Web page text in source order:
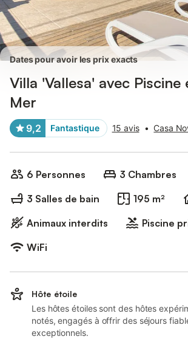
Dates pour avoir les prix exacts
Villa 'Vallesa' avec Piscine
Mer
9,2 Fantastique 15 avis • Casa
6 Personnes
3 Chambres
3 Salles de bain
195 m²
Animaux interdits
Piscine
WiFi
Hôte étoile
Les hôtes étoiles sont des hôtes
notés, engagés à offrir des séjours
exceptionnels.